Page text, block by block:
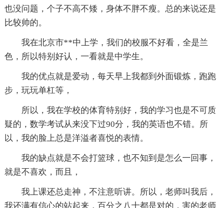
也没问题，个子不高不矮，身体不胖不瘦。总的来说还是
比较帅的。
我在北京市**中上学，我们的校服不好看，全是兰
色，所以特别好认，一看就是中学生。
我的优点就是爱动，每天早上我都到外面锻炼，跑跑
步，玩玩单杠等，
所以，我在学校的体育特别好，我的学习也是不可质
疑的，数学考试从来没下过90分，我的英语也不错。所
以，我的脸上总是洋溢者喜悦的表情。
我的缺点就是不会打篮球，也不知到是怎么一回事，
就是不喜欢，而且，
我上课还总走神，不注意听讲。所以，老师叫我后，
我还满有信心的站起来，百分之八十都是对的，害的老师